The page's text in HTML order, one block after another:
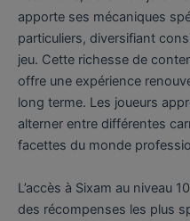
apporte ses mécaniques
particuliers, diversifiant
jeu. Cette richesse de
offre une expérience
long terme. Les joueurs
alterner entre différentes
facettes du monde
L’accès à Sixam au niveau
des récompenses les plus